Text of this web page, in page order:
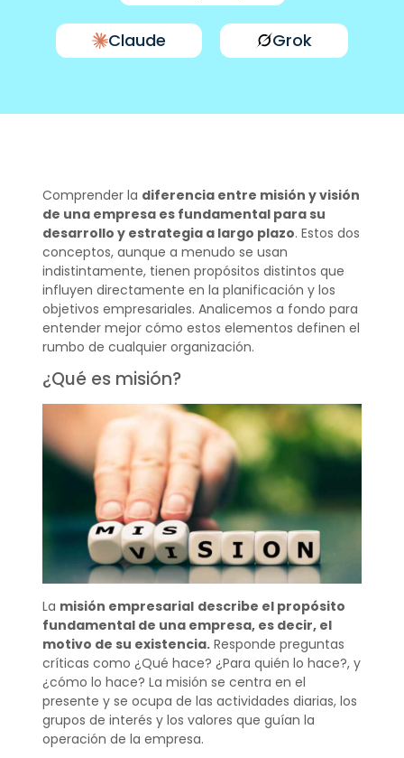
Claude Grok
Comprender la diferencia entre misión y visión
de una empresa es fundamental para su
desarrollo y estrategia a largo plazo. Estos dos
conceptos, aunque a menudo se usan
indistintamente, tienen propósitos distintos que
influyen directamente en la planificación y los
objetivos empresariales. Analicemos a fondo para
entender mejor cómo estos elementos definen el
rumbo de cualquier organización.
¿Qué es misión?
La misión empresarial describe el propósito
fundamental de una empresa, es decir, el
motivo de su existencia.Responde preguntas
críticas como ¿Qué hace? ¿Para quién lo hace?, y
¿cómo lo hace? La misión se centra en el
presente y se ocupa de las actividades diarias, los
grupos de interés y los valores que guían la
operación de la empresa.